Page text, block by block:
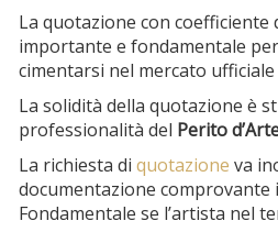
La quotazione con
importante e fondamentale
cimentarsi nel mercato
La solidità della quotazione è
professionalità del Perito
La richiesta di quotazione va
documentazione
Fondamentale se l’artista nel